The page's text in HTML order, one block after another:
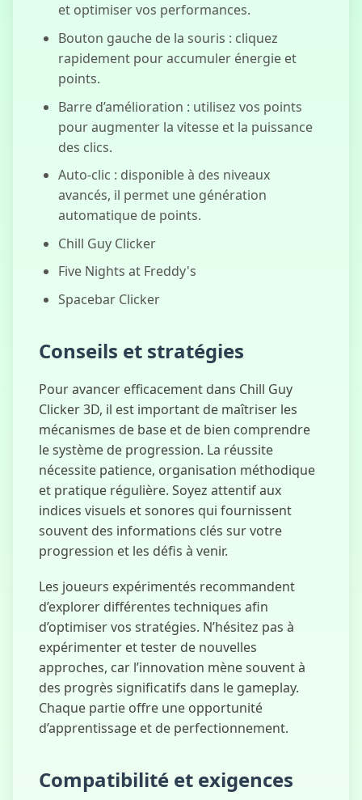
et optimiser vos performances.
Bouton gauche de la souris : cliquez
rapidement pour accumuler énergie et
points.
Barre d’amélioration : utilisez vos points
pour augmenter la vitesse et la puissance
des clics.
Auto-clic : disponible à des niveaux
avancés, il permet une génération
automatique de points.
Chill Guy Clicker
Five Nights at Freddy's
Spacebar Clicker
Conseils et stratégies
Pour avancer efficacement dans Chill Guy
Clicker 3D, il est important de maîtriser les
mécanismes de base et de bien comprendre
le système de progression. La réussite
nécessite patience, organisation méthodique
et pratique régulière. Soyez attentif aux
indices visuels et sonores qui fournissent
souvent des informations clés sur votre
progression et les défis à venir.
Les joueurs expérimentés recommandent
d’explorer différentes techniques afin
d’optimiser vos stratégies. N’hésitez pas à
expérimenter et tester de nouvelles
approches, car l’innovation mène souvent à
des progrès significatifs dans le gameplay.
Chaque partie offre une opportunité
d’apprentissage et de perfectionnement.
Compatibilité et exigences